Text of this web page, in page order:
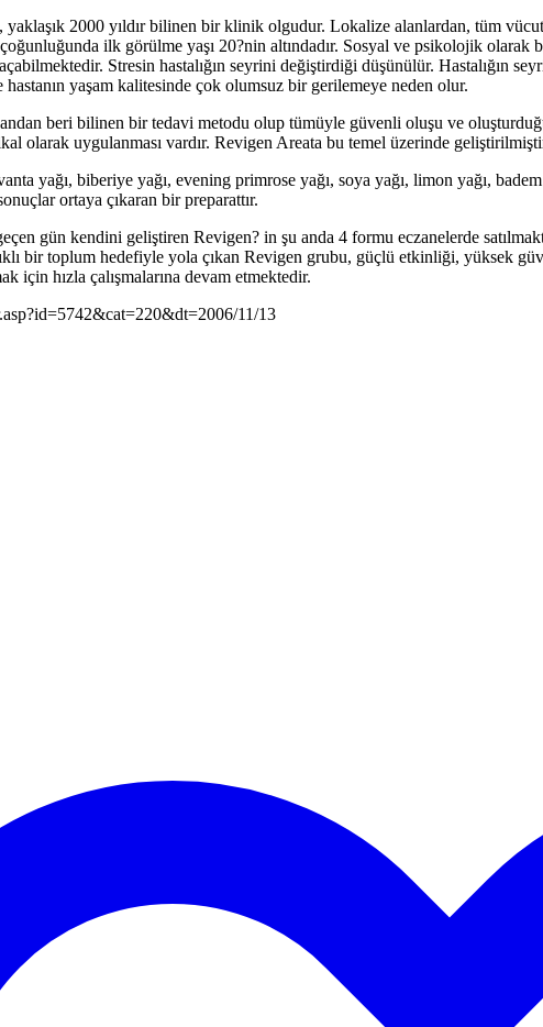
2000 yıldır bilinen bir klinik olgudur. Lokalize alanlardan, tüm
ilk görülme yaşı 20?nin altındadır. Sosyal ve psikolojik
Stresin hastalığın seyrini değiştirdiği düşünülür. Hastalığın
yaşam kalitesinde çok olumsuz bir gerilemeye neden olur.
beri bilinen bir tedavi metodu olup tümüyle güvenli oluşu ve
olarak uygulanması vardır. Revigen Areata bu temel üzerinde
yağı, biberiye yağı, evening primrose yağı, soya yağı, limon yağı,
ortaya çıkaran bir preparattır.
gün kendini geliştiren Revigen? in şu anda 4 formu eczanelerde
bir toplum hedefiyle yola çıkan Revigen grubu, güçlü etkinliği, yüksek
için hızla çalışmalarına devam etmektedir.
11/13